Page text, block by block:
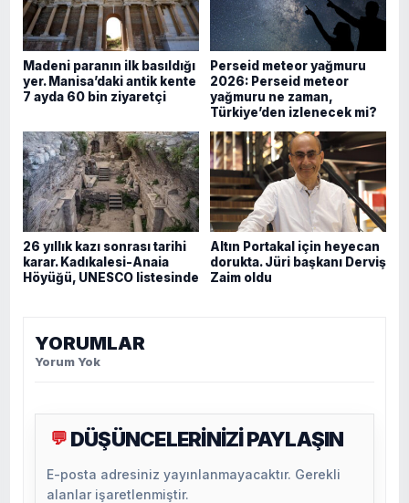
Madeni paranın ilk basıldığı
yer. Manisa’daki antik kente
7 ayda 60 bin ziyaretçi
Perseid meteor yağmuru
2026: Perseid meteor
yağmuru ne zaman,
Türkiye’den izlenecek mi?
26 yıllık kazı sonrası tarihi
karar. Kadıkalesi-Anaia
Höyüğü, UNESCO listesinde
Altın Portakal için heyecan
dorukta. Jüri başkanı Derviş
Zaim oldu
YORUMLAR
Yorum Yok
💬 DÜŞÜNCELERİNİZİ PAYLAŞIN
E-posta adresiniz yayınlanmayacaktır. Gerekli
alanlar işaretlenmiştir.